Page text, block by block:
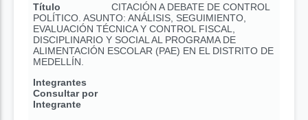
Título
CITACIÓN A DEBATE DE CONTROL
POLÍTICO. ASUNTO: ANÁLISIS, SEGUIMIENTO,
EVALUACIÓN TÉCNICA Y CONTROL FISCAL,
DISCIPLINARIO Y SOCIAL AL PROGRAMA DE
ALIMENTACIÓN ESCOLAR (PAE) EN EL DISTRITO DE
MEDELLÍN.
Integrantes
Consultar por
Integrante